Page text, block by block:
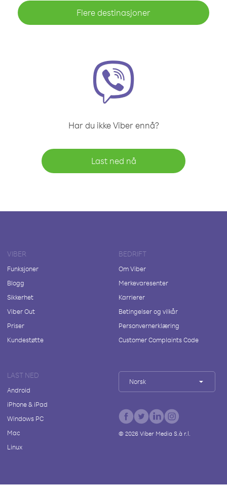
Flere destinasjoner
Har du ikke Viber ennå?
Last ned nå
VIBER
Funksjoner
Blogg
Sikkerhet
Viber Out
Priser
Kundestøtte
BEDRIFT
Om Viber
Merkevaresenter
Karrierer
Betingelser og vilkår
Personvernerklæring
Customer Complaints Code
LAST NED
Android
iPhone & iPad
Windows PC
Mac
Linux
Norsk
© 2026Viber Media S.à r.l.